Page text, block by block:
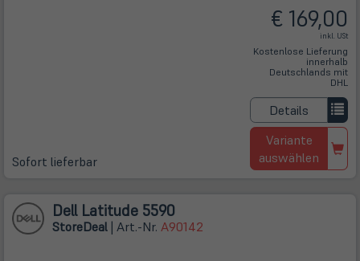
Sofort lieferbar
€ 169,00
inkl. USt
Kostenlose Lieferung
innerhalb
Deutschlands mit
DHL
Details
Variante
auswählen
Dell Latitude 5590
StoreDeal | Art.-Nr. A90142